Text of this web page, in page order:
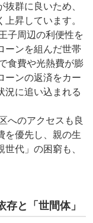
群に良いため、
昇しています。
子周辺の利便性を
ーンを組んだ世帯
食費や光熱費が膨
ーンの返済をカー
況に追い込まれる
へのアクセスも良
を優先し、親の生
代」の困窮も、
と「世間体」